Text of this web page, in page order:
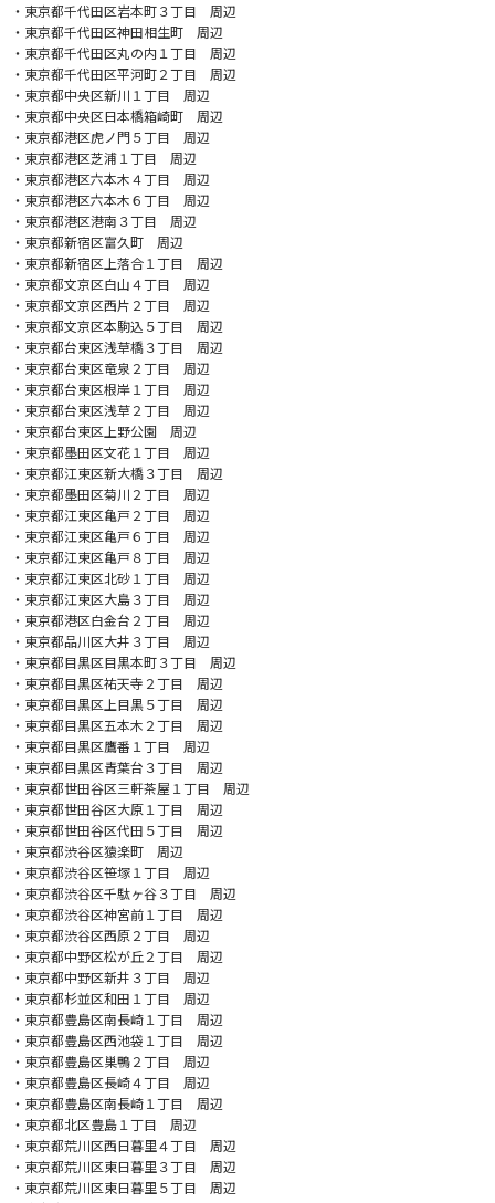
・東京都千代田区岩本町３丁目 周辺
・東京都千代田区神田相生町 周辺
・東京都千代田区丸の内１丁目 周辺
・東京都千代田区平河町２丁目 周辺
・東京都中央区新川１丁目 周辺
・東京都中央区日本橋箱崎町 周辺
・東京都港区虎ノ門５丁目 周辺
・東京都港区芝浦１丁目 周辺
・東京都港区六本木４丁目 周辺
・東京都港区六本木６丁目 周辺
・東京都港区港南３丁目 周辺
・東京都新宿区富久町 周辺
・東京都新宿区上落合１丁目 周辺
・東京都文京区白山４丁目 周辺
・東京都文京区西片２丁目 周辺
・東京都文京区本駒込５丁目 周辺
・東京都台東区浅草橋３丁目 周辺
・東京都台東区竜泉２丁目 周辺
・東京都台東区根岸１丁目 周辺
・東京都台東区浅草２丁目 周辺
・東京都台東区上野公園 周辺
・東京都墨田区文花１丁目 周辺
・東京都江東区新大橋３丁目 周辺
・東京都墨田区菊川２丁目 周辺
・東京都江東区亀戸２丁目 周辺
・東京都江東区亀戸６丁目 周辺
・東京都江東区亀戸８丁目 周辺
・東京都江東区北砂１丁目 周辺
・東京都江東区大島３丁目 周辺
・東京都港区白金台２丁目 周辺
・東京都品川区大井３丁目 周辺
・東京都目黒区目黒本町３丁目 周辺
・東京都目黒区祐天寺２丁目 周辺
・東京都目黒区上目黒５丁目 周辺
・東京都目黒区五本木２丁目 周辺
・東京都目黒区鷹番１丁目 周辺
・東京都目黒区青葉台３丁目 周辺
・東京都世田谷区三軒茶屋１丁目 周辺
・東京都世田谷区大原１丁目 周辺
・東京都世田谷区代田５丁目 周辺
・東京都渋谷区猿楽町 周辺
・東京都渋谷区笹塚１丁目 周辺
・東京都渋谷区千駄ヶ谷３丁目 周辺
・東京都渋谷区神宮前１丁目 周辺
・東京都渋谷区西原２丁目 周辺
・東京都中野区松が丘２丁目 周辺
・東京都中野区新井３丁目 周辺
・東京都杉並区和田１丁目 周辺
・東京都豊島区南長崎１丁目 周辺
・東京都豊島区西池袋１丁目 周辺
・東京都豊島区巣鴨２丁目 周辺
・東京都豊島区長崎４丁目 周辺
・東京都豊島区南長崎１丁目 周辺
・東京都北区豊島１丁目 周辺
・東京都荒川区西日暮里４丁目 周辺
・東京都荒川区東日暮里３丁目 周辺
・東京都荒川区東日暮里５丁目 周辺